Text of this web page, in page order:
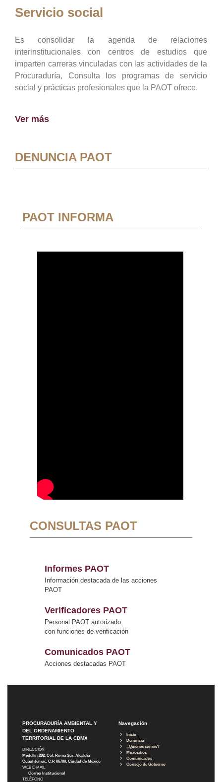
Servicio social
Es consolidar la agenda de relaciones
interinstitucionales con centros de estudios que
imparten carreras vinculadas con las actividades de la
Procuraduría, Consulta los programas de servicio
social y prácticas profesionales que la PAOT ofrece.
Ver más
DENUNCIA PAOT
PAOT INFORMA
CONSULTAS PAOT
Informes PAOT
Información destacada de las acciones
PAOT
Verificadores PAOT
Personal PAOT autorizado
con funciones de verificación
Comunicados PAOT
Acciones destacadas PAOT
PROCURADURÍA AMBIENTAL Y
DEL ORDENAMIENTO
TERRITORIAL DE LA CDMX
DIRECCIÓN
Medellín 202, Col. Roma Sur, Alcaldía
Cuauhtémoc, C.P. 06700, Ciudad de México
WEB E-MAIL
Correo Institucional
TELÉFONO
Navegación
Inicio
Denuncia
¿Quiénes somos?
Micrositios
Comunicados
Consejo de Gobierno